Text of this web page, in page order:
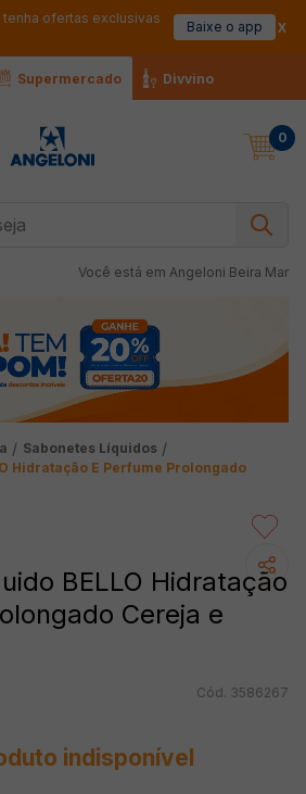
tenha ofertas exclusivas
Baixe o app
Supermercado Divvino
0
Você está em Angeloni Beira Mar
Sabonetes Líquidos
Hidratação E Perfume Prolongado
BELLO Hidratação
Cereja e
3586267
indisponível